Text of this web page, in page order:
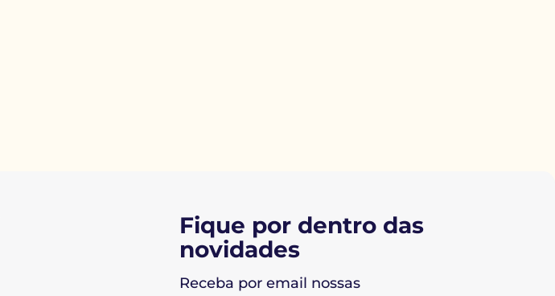
Fique por dentro das
novidades
Receba por email nossas